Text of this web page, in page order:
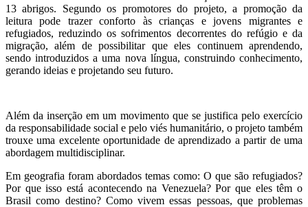
13 abrigos. Segundo os promotores do projeto, a promoção da
leitura pode trazer conforto às crianças e jovens migrantes e
refugiados, reduzindo os sofrimentos decorrentes do refúgio e da
migração, além de possibilitar que eles continuem aprendendo,
sendo introduzidos a uma nova língua, construindo conhecimento,
gerando ideias e projetando seu futuro.
Além da inserção em um movimento que se justifica pelo exercício
da responsabilidade social e pelo viés humanitário, o projeto também
trouxe uma excelente oportunidade de aprendizado a partir de uma
abordagem multidisciplinar.
Em geografia foram abordados temas como: O que são refugiados?
Por que isso está acontecendo na Venezuela? Por que eles têm o
Brasil como destino? Como vivem essas pessoas, que problemas